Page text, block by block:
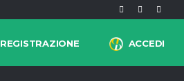
REGISTRAZIONE ACCEDI